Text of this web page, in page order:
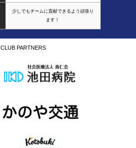
少しでもチームに貢献できるよう頑張り
ます！
CLUB PARTNERS